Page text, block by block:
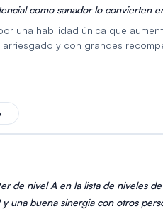
como sanador lo convierten
una habilidad única que
y con grandes
también incluyen la
de equipo. Para
de habilidades son
de nivel A en la lista de niveles
una buena sinergia con otros